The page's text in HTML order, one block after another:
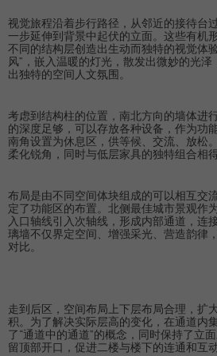
视觉旅程沿着步行路径，从邻近的接待台
一步延伸到背景中起伏的立面。这些有机
不同的结构层创造出生动而独特的视觉体
风”，嵌入温暖的灯光，散发出微妙的光
出独特的空间人文氛围。
考虑到结构柱的位置，南北方向的墙体进
的深度足够，可以存放各种设备，作为功
南角设置为休息区，供等候、交流、放松
柔化锐角，同时与低层家具的独特组合相得
布局是由不同空间体块组成的可以相互交
定了功能区的布置。北侧最佳城市景观作
入口轴线引入次轴线，形成内部通道，连
璃墙不仅界定空间、增强采光、营造韵律
对比。
走到后区，空间布局上下层布局合理，扩
积。为了解决实际层高的变化，在通道内
了“通道中的通道”的概念，同时保持了立
留顶部开口，促进二楼与楼下的连通和互动